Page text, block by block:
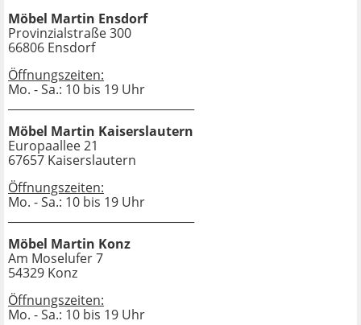
Möbel Martin Ensdorf
Provinzialstraße 300
66806 Ensdorf
Öffnungszeiten:
Mo. - Sa.: 10 bis 19 Uhr
Möbel Martin Kaiserslautern
Europaallee 21
67657 Kaiserslautern
Öffnungszeiten:
Mo. - Sa.: 10 bis 19 Uhr
Möbel Martin Konz
Am Moselufer 7
54329 Konz
Öffnungszeiten:
Mo. - Sa.: 10 bis 19 Uhr